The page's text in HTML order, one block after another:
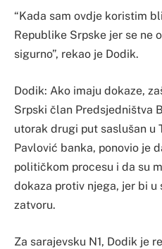
“Kada sam ovdje koristim
Republike Srpske jer se ne
sigurno”, rekao je Dodik.
Dodik: Ako imaju dokaze,
Srpski član Predsjedništva
utorak drugi put saslušan u
Pavlović banka, ponovio je
političkom procesu i da su
dokaza protiv njega, jer bi u
zatvoru.
Za sarajevsku N1, Dodik je